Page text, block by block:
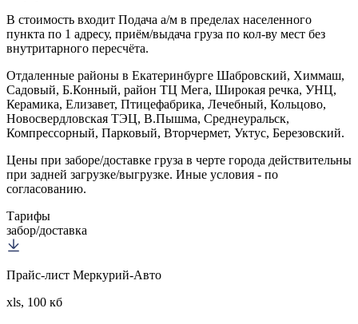
В стоимость входит Подача а/м в пределах населенного
пункта по 1 адресу, приём/выдача груза по кол-ву мест без
внутритарного пересчёта.
Отдаленные районы в Екатеринбурге Шабровский, Химмаш,
Садовый, Б.Конный, район ТЦ Мега, Широкая речка, УНЦ,
Керамика, Елизавет, Птицефабрика, Лечебный, Кольцово,
Новосвердловская ТЭЦ, В.Пышма, Среднеуральск,
Компрессорный, Парковый, Вторчермет, Уктус, Березовский.
Цены при заборе/доставке груза в черте города действительны
при задней загрузке/выгрузке. Иные условия - по
согласованию.
Тарифы
забор/доставка
Прайс-лист Меркурий-Авто
xls, 100 кб